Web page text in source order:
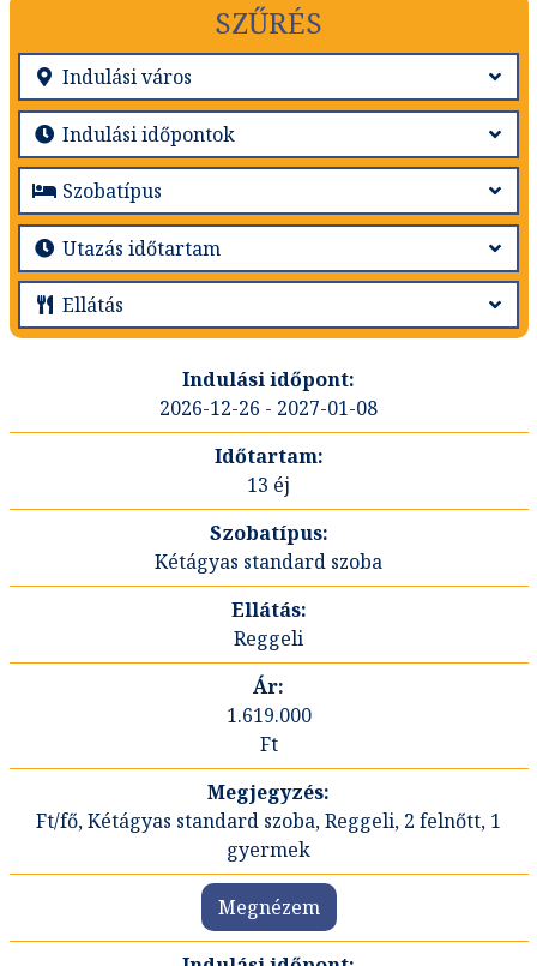
SZŰRÉS
2026-12-26 - 2027-01-08
13 éj
Kétágyas standard szoba
Reggeli
1.619.000
Ft
Ft/fő, Kétágyas standard szoba, Reggeli, 2 felnőtt, 1
gyermek
Megnézem